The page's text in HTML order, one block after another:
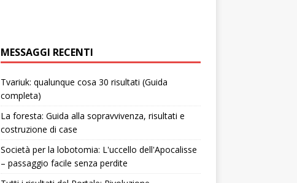
MESSAGGI RECENTI
Tvariuk: qualunque cosa 30 risultati (Guida
completa)
La foresta: Guida alla sopravvivenza, risultati e
costruzione di case
Società per la lobotomia: L'uccello dell'Apocalisse
– passaggio facile senza perdite